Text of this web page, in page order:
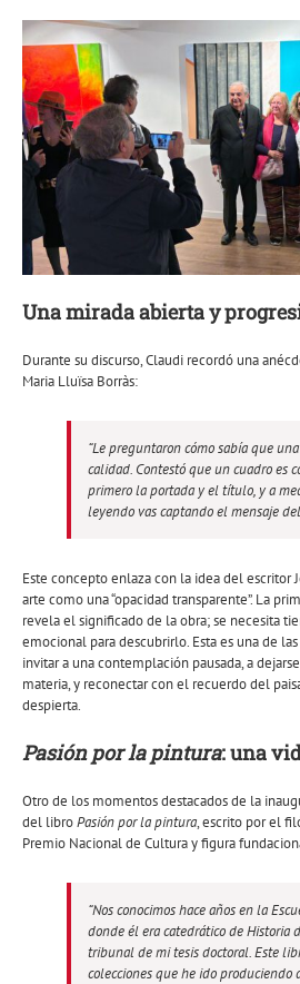
Una mirada abierta y
Durante su discurso, Claudi recordó una
Maria Lluïsa Borràs:
“Le preguntaron cómo sabía que
calidad. Contestó que un cuadro es
primero la portada y el título, y a
leyendo vas captando el mensaje
Este concepto enlaza con la idea del escritor
arte como una “opacidad transparente”. La
revela el significado de la obra; se necesita
emocional para descubrirlo. Esta es una de
invitar a una contemplación pausada, a
materia, y reconectar con el recuerdo del
despierta.
Pasión por la pintura: una
Otro de los momentos destacados de la
del libroPasión por la pintura, escrito por el
Premio Nacional de Cultura y figura
“Nos conocimos hace años en la
donde él era catedrático de Historia
tribunal de mi tesis doctoral. Este
colecciones que he ido produciendo